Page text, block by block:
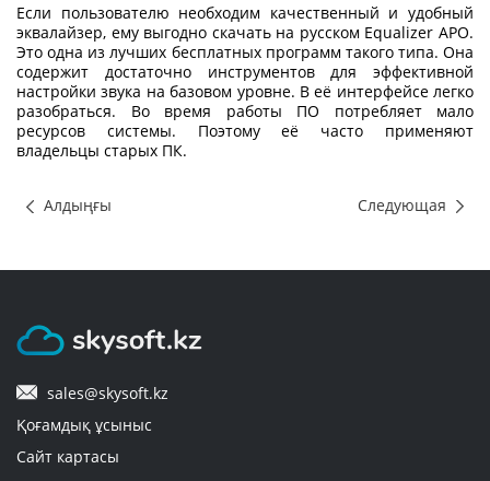
Если пользователю необходим качественный и удобный
эквалайзер, ему выгодно скачать на русском Equalizer APO.
Это одна из лучших бесплатных программ такого типа. Она
содержит достаточно инструментов для эффективной
настройки звука на базовом уровне. В её интерфейсе легко
разобраться. Во время работы ПО потребляет мало
ресурсов системы. Поэтому её часто применяют
владельцы старых ПК.
Алдыңғы Следующая
sales@skysoft.kz
Қоғамдық ұсыныс
Сайт картасы